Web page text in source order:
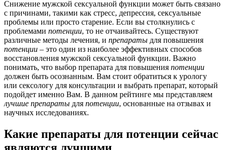
Снижение мужской сексуальной функции может быть связано
с причинами, такими как стресс, депрессия, сексуальные
проблемы или просто старение. Если вы столкнулись с
проблемами потенции, то не отчаивайтесь. Существуют
различные методы лечения, и препараты для повышения
потенции – это один из наиболее эффективных способов
восстановления мужской сексуальной функции. Важно
понимать, что выбор препарата для повышения потенции
должен быть осознанным. Вам стоит обратиться к урологу
или сексологу для консультации и выбрать препарат, который
подойдет именно Вам. В данном рейтинге мы представляем
лучшие препараты для потенции, основанные на отзывах и
научных исследованиях.
Какие препараты для потенции сейчас